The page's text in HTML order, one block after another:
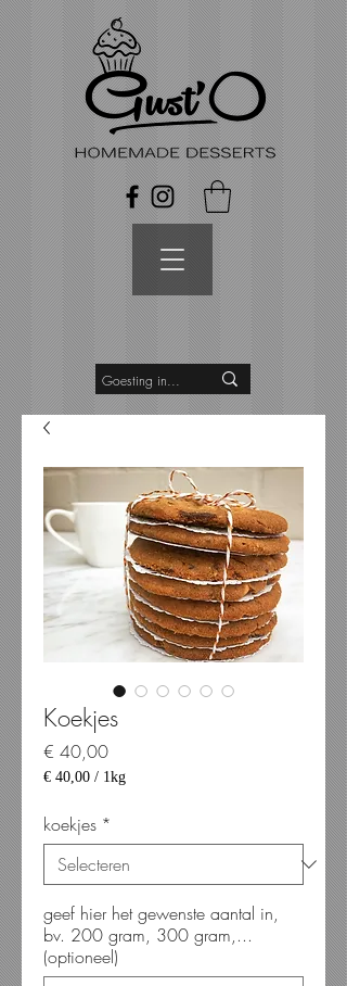
Koekjes
€ 40,00Prijs
€ 40,00 / 1kg
per
Kilogram
koekjes *
geef hier het gewenste aantal in,
bv. 200 gram, 300 gram,...
(optioneel)